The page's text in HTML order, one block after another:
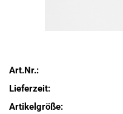
Art.Nr.:
Lieferzeit:
Artikelgröße: